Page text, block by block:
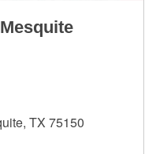
TX 75150